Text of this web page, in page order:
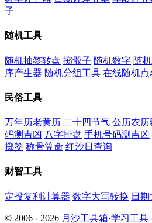
子
随机工具
随机抽签转盘 掷骰子 随机数字 随
序产生器 随机分组工具 在线随机点
民俗工具
万年历老黄历 二十四节气 公历农历
码测吉凶 八字排盘 手机号码测吉凶
掷筊 称骨算命 红沙日查询
财智工具
定投复利计算器 数字大写转换 日
© 2006 - 2026 月沙工具箱·学习工具